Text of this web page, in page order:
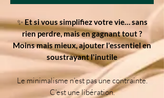
✨Et si vous simplifiez votre vie… sans
rien perdre, mais en gagnant tout ?
Moins mais mieux, ajouter l'essentiel en
soustrayant l'inutile
Le minimalisme n’est pas une contrainte.
C’est une libération.